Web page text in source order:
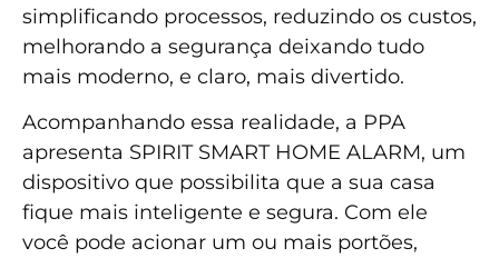
simplificando processos, reduzindo os custos,
melhorando a segurança deixando tudo
mais moderno, e claro, mais divertido.
Acompanhando essa realidade, a PPA
apresenta SPIRIT SMART HOME ALARM, um
dispositivo que possibilita que a sua casa
fique mais inteligente e segura. Com ele
você pode acionar um ou mais portões,